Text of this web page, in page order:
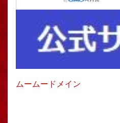
ムームードメイン